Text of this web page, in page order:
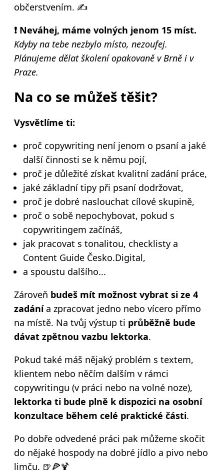
občerstvením. ✍️
❗ Neváhej, máme volných jenom 15 míst.
Kdyby na tebe nezbylo místo, nezoufej.
Plánujeme dělat školení opakovaně v Brně i v
Praze.
Na co se můžeš těšit?
Vysvětlíme ti:
proč copywriting není jenom o psaní a jaké
další činnosti se k němu pojí,
proč je důležité získat kvalitní zadání práce,
jaké základní tipy při psaní dodržovat,
proč je dobré naslouchat cílové skupině,
proč o sobě nepochybovat, pokud s
copywritingem začínáš,
jak pracovat s tonalitou, checklisty a
Content Guide Česko.Digital,
a spoustu dalšího...
Zároveň budeš mít možnost vybrat si ze 4
zadánía zpracovat jedno nebo vícero přímo
na místě. Na tvůj výstup ti průběžně bude
dávat zpětnou vazbu lektorka.
Pokud také máš nějaký problém s textem,
klientem nebo něčím dalším v rámci
copywritingu (v práci nebo na volné noze),
lektorka ti bude plně k dispozici na osobní
konzultace během celé praktické části.
Po dobře odvedené práci pak můžeme skočit
do nějaké hospody na dobré jídlo a pivo nebo
limču. 🍺🍕🍹